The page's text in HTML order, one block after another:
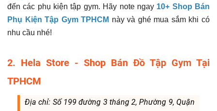
đến các phụ kiện tập gym. Hãy note ngay 10+ Shop Bán
Phụ Kiện Tập Gym TPHCM này và ghé mua sắm khi có
nhu cầu nhé!
2. Hela Store - Shop Bán Đồ Tập Gym Tại
TPHCM
Địa chỉ: Số 199 đường 3 tháng 2, Phường 9, Quận